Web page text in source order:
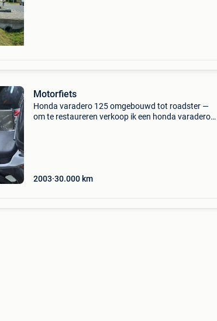
Motorfiets
Honda varadero 125 omgebouwd tot roadster —
om te restaureren verkoop ik een honda varadero
2003 30.000 km